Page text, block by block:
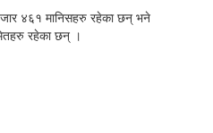
४६१ मानिसहरु रहेका छन् भने
रहेका छन् ।